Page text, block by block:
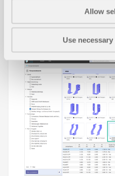
Allow
Use
eines Biegeträgers
Ergebnis aus der
Weiterlesen
n Strongtie)"